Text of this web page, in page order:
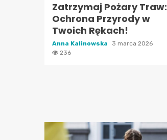
Zatrzymaj Pożary Traw:
Ochrona Przyrody w
Twoich Rękach!
Anna Kalinowska
3 marca 2026
236